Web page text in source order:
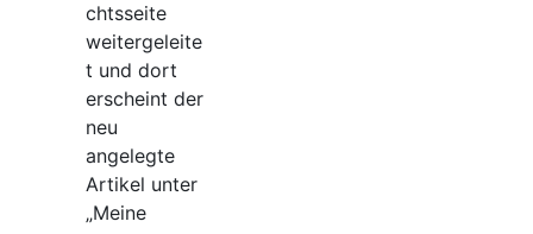
chtsseite
weitergeleite
t und dort
erscheint der
neu
angelegte
Artikel unter
„Meine